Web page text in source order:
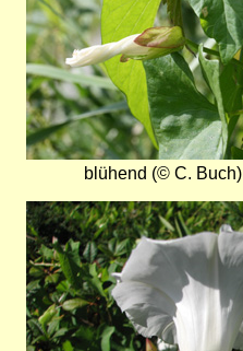
blühend (© C. Buch)
Bild